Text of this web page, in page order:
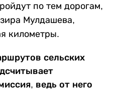
по тем дорогам,
Мулдашева,
километры.
сельских
ведь от него